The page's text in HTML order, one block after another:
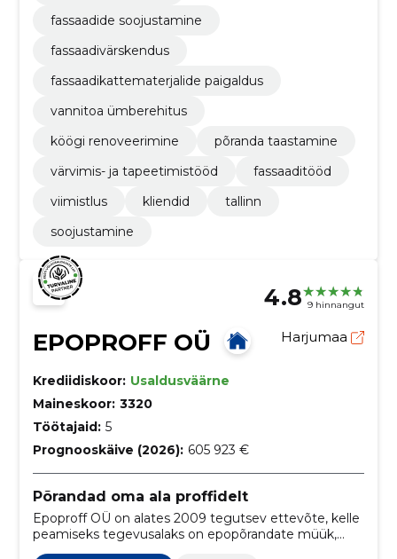
fassaadide soojustamine
fassaadivärskendus
fassaadikattematerjalide paigaldus
vannitoa ümberehitus
köögi renoveerimine
põranda taastamine
värvimis- ja tapeetimistööd
fassaaditööd
viimistlus
kliendid
tallinn
soojustamine
4.8 9 hinnangut
EPOPROFF OÜ Harjumaa
Krediidiskoor: Usaldusväärne
Maineskoor: 3320
Töötajaid: 5
Prognooskäive (2026): 605 923 €
Põrandad oma ala proffidelt
Epoproff OÜ on alates 2009 tegutsev ettevõte, kelle
peamiseks tegevusalaks on epopõrandate müük,
paigaldus ja renoveerimine.